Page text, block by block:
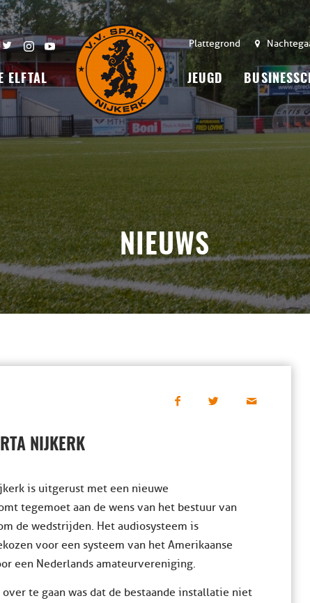
Plattegrond
ELFTAL JEUGD
NIEUWS
NIJKERK
is uitgerust met een nieuwe
tegemoet aan de wens van het bestuur van
de wedstrijden. Het audiosysteem is
voor een systeem van het Amerikaanse
een Nederlands amateurvereniging.
te gaan was dat de bestaande installatie niet